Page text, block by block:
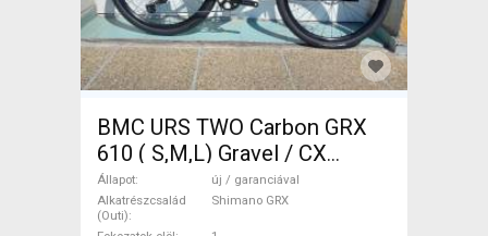
BMC URS TWO Carbon GRX
610 ( S,M,L) Gravel / CX
Shimano GRX tárcsafék új /
garanciával ELADÓ
Állapot
új / garanciával
Alkatrészcsalád
(Outi)
Shimano GRX